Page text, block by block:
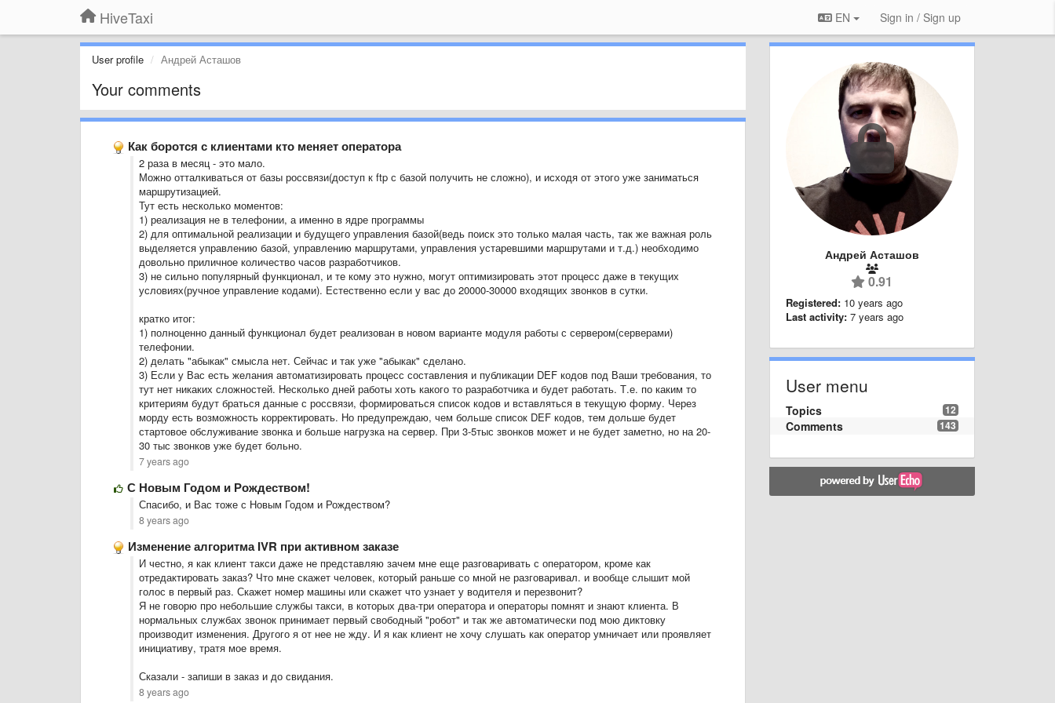
HiveTaxi EN Sign in / Sign up
User profile Андрей Асташов
Your comments
Как боротся с клиентами кто меняет оператора
2 раза в месяц - это мало.
Можно отталкиваться от базы россвязи(доступ к ftp с базой получить не сложно), и исходя от этого уже заниматься
маршрутизацией.
Тут есть несколько моментов:
1) реализация не в телефонии, а именно в ядре программы
2) для оптимальной реализации и будущего управления базой(ведь поиск это только малая часть, так же важная роль
выделяется управлению базой, управлению маршрутами, управления устаревшими маршрутами и т.д.) необходимо
довольно приличное количество часов разработчиков.
3) не сильно популярный функционал, и те кому это нужно, могут оптимизировать этот процесс даже в текущих
условиях(ручное управление кодами). Естественно если у вас до 20000-30000 входящих звонков в сутки.
кратко итог:
1) полноценно данный функционал будет реализован в новом варианте модуля работы с сервером(серверами)
телефонии.
2) делать "абыкак" смысла нет. Сейчас и так уже "абыкак" сделано.
3) Если у Вас есть желания автоматизировать процесс составления и публикации DEF кодов под Ваши требования, то
тут нет никаких сложностей. Несколько дней работы хоть какого то разработчика и будет работать. Т.е. по каким то
критериям будут браться данные с россвязи, формироваться список кодов и вставляться в текущую форму. Через
морду есть возможность корректировать. Но предупреждаю, чем больше список DEF кодов, тем дольше будет
стартовое обслуживание звонка и больше нагрузка на сервер. При 3-5тыс звонков может и не будет заметно, но на 20-
30 тыс звонков уже будет больно.
7 years ago
С Новым Годом и Рождеством!
Спасибо, и Вас тоже с Новым Годом и Рождеством?
8 years ago
Изменение алгоритма IVR при активном заказе
И честно, я как клиент такси даже не представляю зачем мне еще разговаривать с оператором, кроме как
отредактировать заказ? Что мне скажет человек, который раньше со мной не разговаривал. и вообще слышит мой
голос в первый раз. Скажет номер машины или скажет что узнает у водителя и перезвонит?
Я не говорю про небольшие службы такси, в которых два-три оператора и операторы помнят и знают клиента. В
нормальных службах звонок принимает первый свободный "робот" и так же автоматически под мою диктовку
производит изменения. Другого я от нее не жду. И я как клиент не хочу слушать как оператор умничает или проявляет
инициативу, тратя мое время.
Сказали - запиши в заказ и до свидания.
8 years ago
Андрей Асташов
0.91
Registered: 10 years ago
Last activity: 7 years ago
User menu
12
Topics
143
Comments